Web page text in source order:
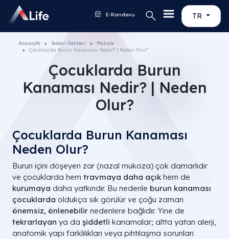
TR
E-Randevu
Anasayfa Tedavi Rehberi
Makale
Çocuklarda Burun Kanaması Nedir? | Neden Olur?
Çocuklarda Burun
Kanaması Nedir? | Neden
Olur?
Çocuklarda Burun Kanaması
Neden Olur?
Burun içini döşeyen zar (nazal mukoza) çok damarlıdır
ve çocuklarda hem travmaya daha açık hem de
kurumaya daha yatkındır. Bu nedenle burun kanaması
çocuklarda oldukça sık görülür ve çoğu zaman
önemsiz, önlenebilir nedenlere bağlıdır. Yine de
tekrarlayan ya da şiddetli kanamalar; altta yatan alerji,
anatomik yapı farklılıkları veya pıhtılaşma sorunları